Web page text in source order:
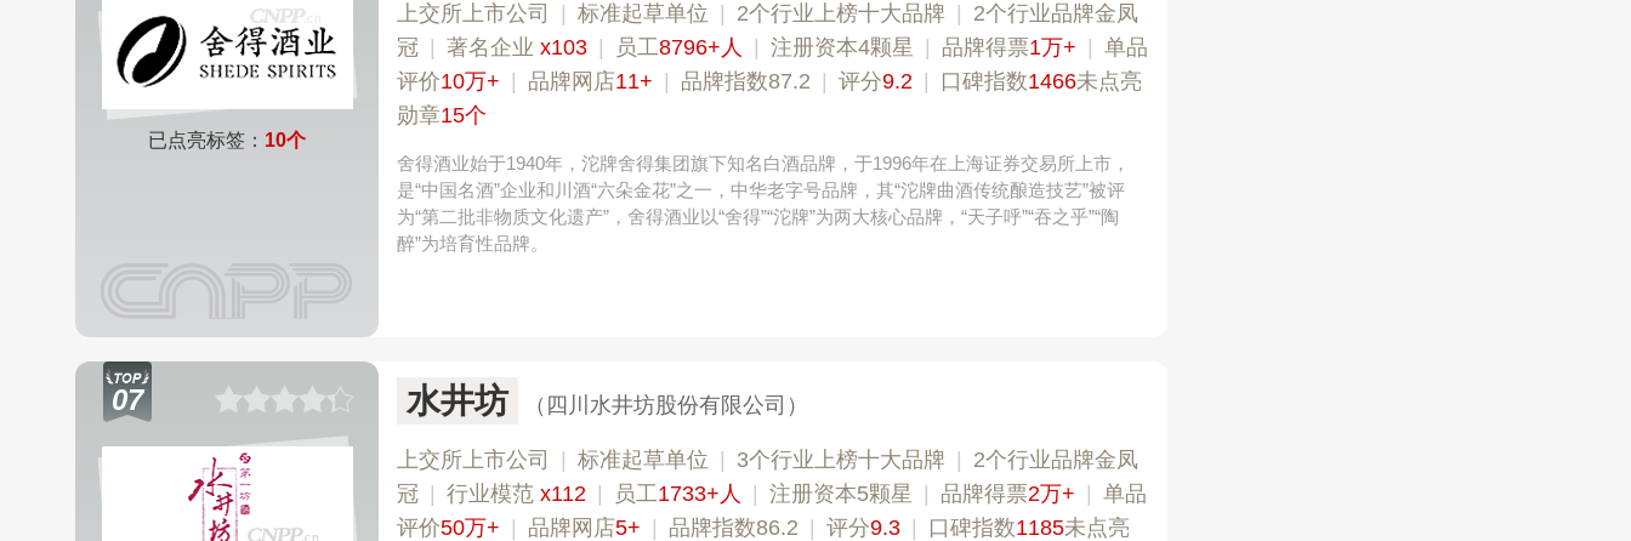
已点亮标签： 10个
上交所上市公司 标准起草单位 2个行业上榜十大品牌
2个行业品牌金凤
冠
著名企业 x103 员工8796+人 注册资本4颗星 品牌得票1万+
单品
评价10万+ 品牌网店11+ 品牌指数87.2 评分9.2 口碑指数1466未点亮
勋章15个
舍得酒业始于1940年，沱牌舍得集团旗下知名白酒品牌，于1996年在上海证券交易所上市，
是“中国名酒”企业和川酒“六朵金花”之一，中华老字号品牌，其“沱牌曲酒传统酿造技艺”被评
为“第二批非物质文化遗产”，舍得酒业以“舍得”“沱牌”为两大核心品牌，“天子呼”“吞之乎”“陶
醉”为培育性品牌。
07 水井坊 （四川水井坊股份有限公司）
上交所上市公司 标准起草单位 3个行业上榜十大品牌
2个行业品牌金凤
冠
行业模范 x112 员工1733+人 注册资本5颗星 品牌得票2万+
单品
评价50万+ 品牌网店5+ 品牌指数86.2 评分9.3 口碑指数1185未点亮